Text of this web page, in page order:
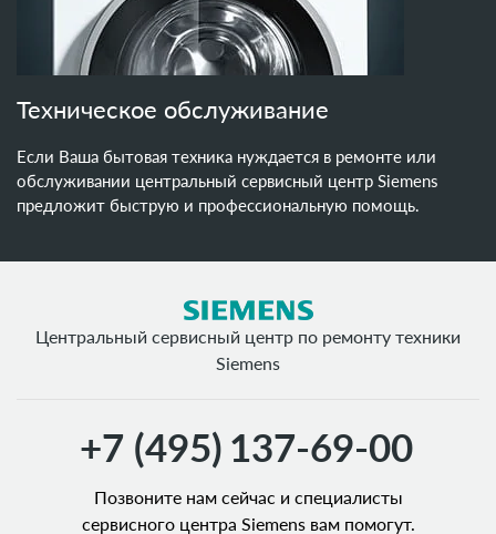
Техническое обслуживание
Если Ваша бытовая техника нуждается в ремонте или
обслуживании центральный сервисный центр Siemens
предложит быструю и профессиональную помощь.
Центральный сервисный центр по ремонту техники
Siemens
+7 (495) 137-69-00
Позвоните нам сейчас и специалисты
сервисного центра Siemens вам помогут.